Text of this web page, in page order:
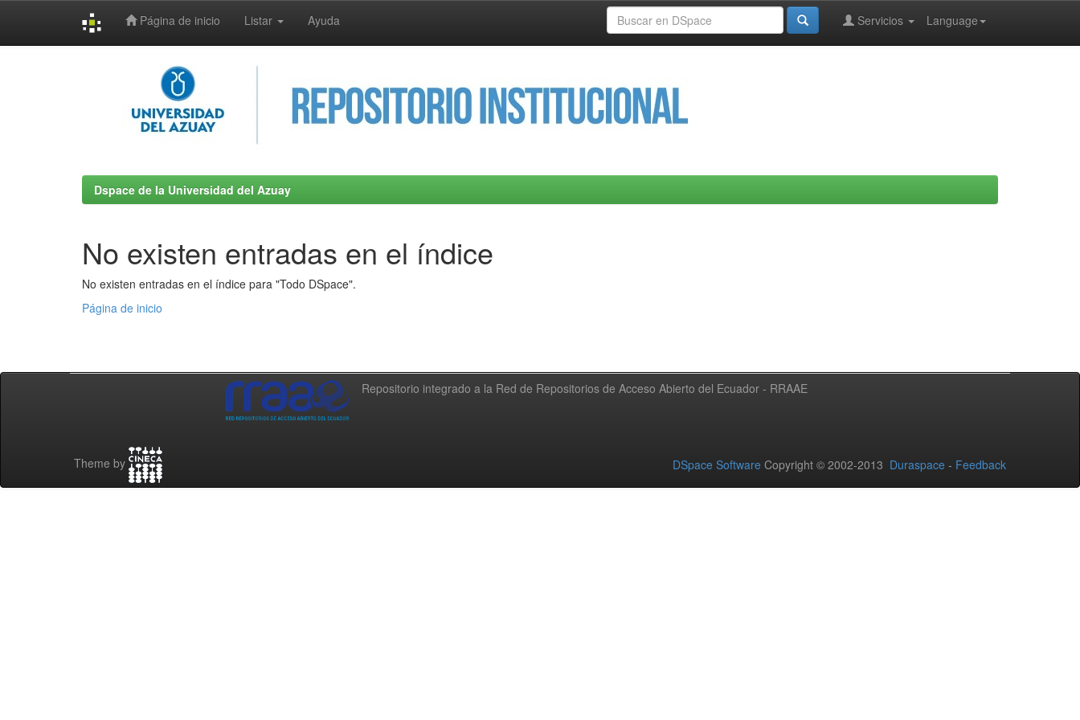
Página de inicio Listar Ayuda Language
Servicios
Dspace de la Universidad del Azuay
No existen entradas en el índice
No existen entradas en el índice para "Todo DSpace".
Página de inicio
Repositorio integrado a la Red de Repositorios de Acceso Abierto del Ecuador - RRAAE
Theme by DSpace Software Copyright © 2002-2013 Duraspace - Feedback